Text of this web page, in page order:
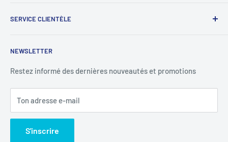
, Utrechtlaan 9,
Tél. : +31 6 345 30 448
E-mail : info@luchtbuks.com
SERVICE CLIENTÈLE
Informations
Politique de confidentialité
Politique d'expédition
Rechercher
NEWSLETTER
Restez informé des dernières nouveautés et promotions
Ton adresse e-mail
S'inscrire